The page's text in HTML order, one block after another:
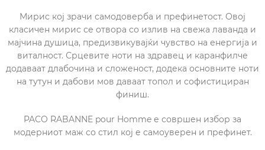
Мирис кој зрачи самодоверба и префинетост. Овој
класичен мирис се отвора со излив на свежа лаванда и
мајчина душица, предизвикувајќи чувство на енергија и
виталност. Срцевите ноти на здравец и каранфилче
додаваат длабочина и сложеност, додека основните ноти
на тутун и дабови мов даваат топол и софистициран
финиш.
PACO RABANNE pour Homme е совршен избор за
модерниот маж со стил кој е самоуверен и префинет.